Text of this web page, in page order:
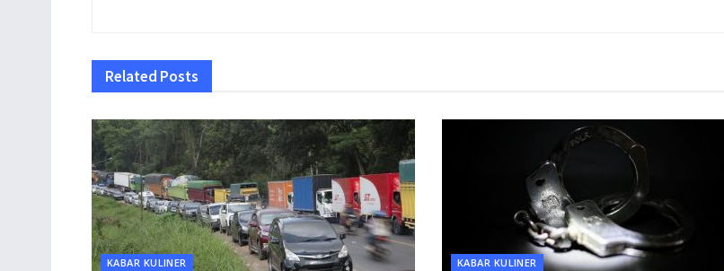
Related Posts
KABAR KULINER KABAR KULINER